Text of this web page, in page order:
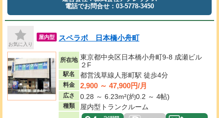
電話でお問合せ：03-5778-3450
お気に入り
屋内型 スペラボ 日本橋小舟町
所在地 東京都中央区日本橋小舟町9-8 成瀬ビル
２F
駅名 都営浅草線人形町駅 徒歩4分
料金 2,900 ～ 47,900円/月
広さ 0.28 ～ 6.23m²(約0.2 ～ 4帖)
種類 屋内型トランクルーム